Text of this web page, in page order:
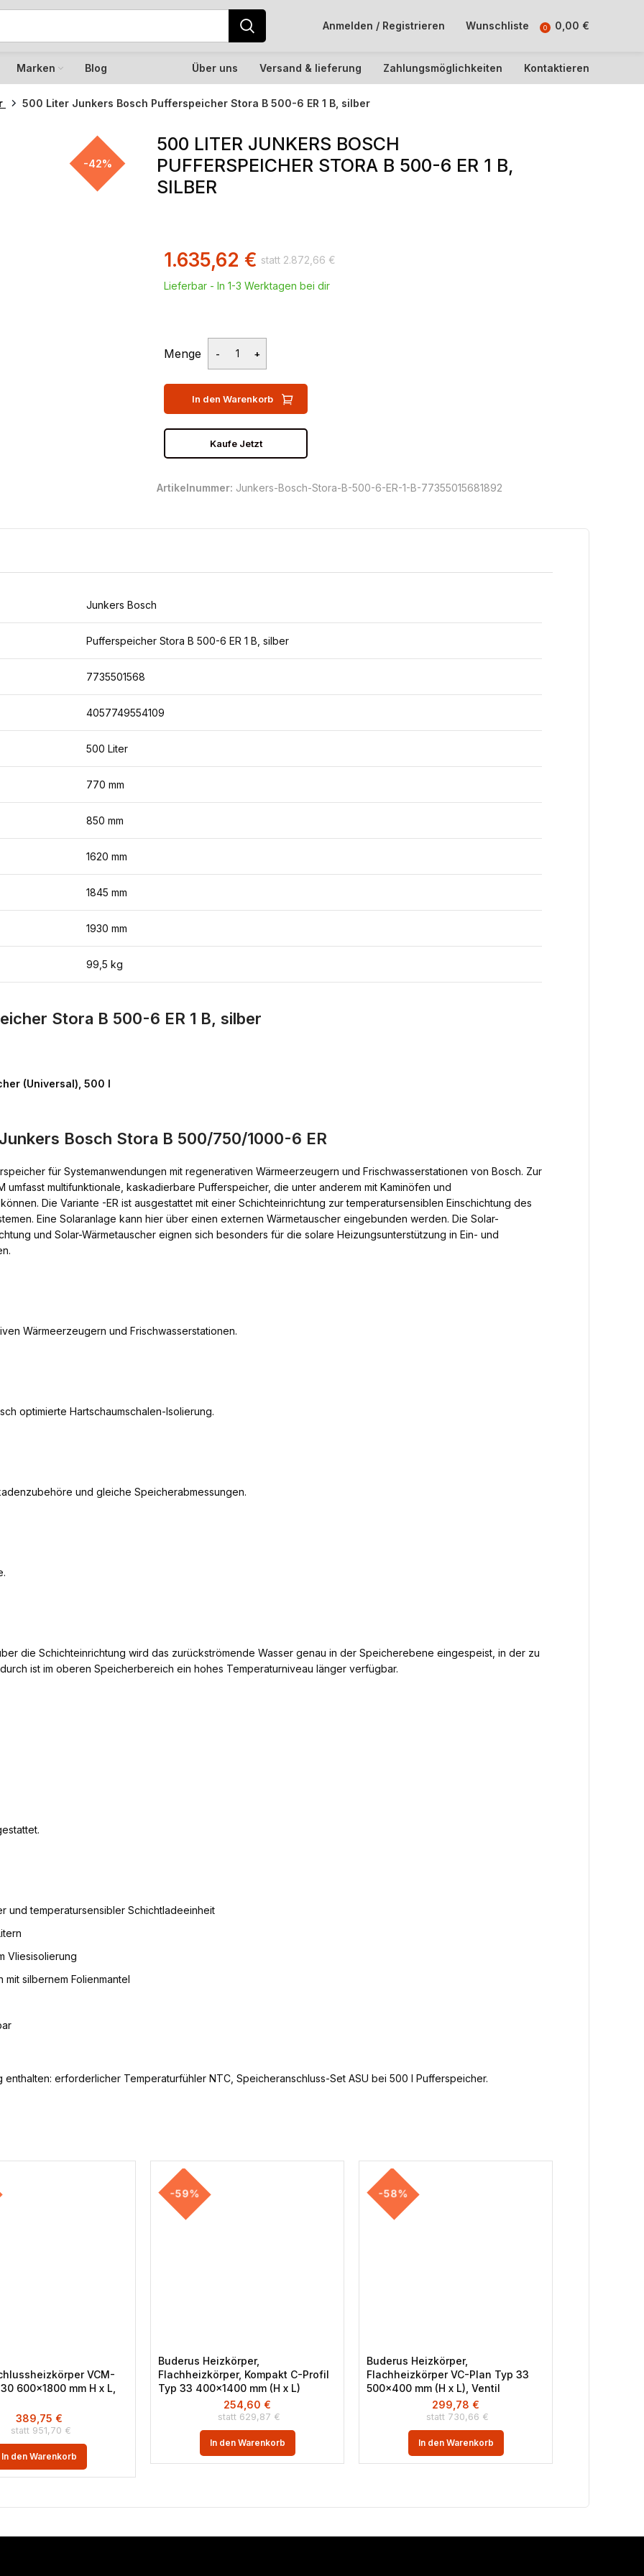
Anmelden / Registrieren Wunschliste 0 0,00 €
Marken Blog Über uns Versand & lieferung Zahlungsmöglichkeiten Kontaktieren
500 Liter Junkers Bosch Pufferspeicher Stora B 500-6 ER 1 B, silber
-42%
500 LITER JUNKERS BOSCH
PUFFERSPEICHER STORA B 500-6 ER 1 B,
SILBER
2.872,66 €
1.635,62 €
Lieferbar - In 1-3 Werktagen bei dir
Menge
In den Warenkorb
Kaufe Jetzt
Artikelnummer: Junkers-Bosch-Stora-B-500-6-ER-1-B-77355015681892
Junkers Bosch
Pufferspeicher Stora B 500-6 ER 1 B, silber
7735501568
4057749554109
500 Liter
770 mm
850 mm
1620 mm
1845 mm
1930 mm
99,5 kg
Stora B 500-6 ER 1 B, silber
(Universal), 500 l
Bosch Stora B 500/750/1000-6 ER
für Systemanwendungen mit regenerativen Wärmeerzeugern und Frischwasserstationen von Bosch. Zur
umfasst multifunktionale, kaskadierbare Pufferspeicher, die unter anderem mit Kaminöfen und
Die Variante -ER ist ausgestattet mit einer Schichteinrichtung zur temperatursensiblen Einschichtung des
Eine Solaranlage kann hier über einen externen Wärmetauscher eingebunden werden. Die Solar-
und Solar-Wärmetauscher eignen sich besonders für die solare Heizungsunterstützung in Ein- und
Wärmeerzeugern und Frischwasserstationen.
optimierte Hartschaumschalen-Isolierung.
und gleiche Speicherabmessungen.
die Schichteinrichtung wird das zurückströmende Wasser genau in der Speicherebene eingespeist, in der zu
ist im oberen Speicherbereich ein hohes Temperaturniveau länger verfügbar.
und temperatursensibler Schichtladeeinheit
Vliesisolierung
mit silbernem Folienmantel
erforderlicher Temperaturfühler NTC, Speicheranschluss-Set ASU bei 500 l Pufferspeicher.
VCM-
600×1800 mm H x L,
951,70 €
389,75 €
In den Warenkorb
-59%
Buderus Heizkörper,
Flachheizkörper, Kompakt C-Profil
Typ 33 400×1400 mm (H x L)
629,87 €
254,60 €
In den Warenkorb
-58%
Buderus Heizkörper,
Flachheizkörper VC-Plan Typ 33
500×400 mm (H x L), Ventil
730,66 €
299,78 €
In den Warenkorb